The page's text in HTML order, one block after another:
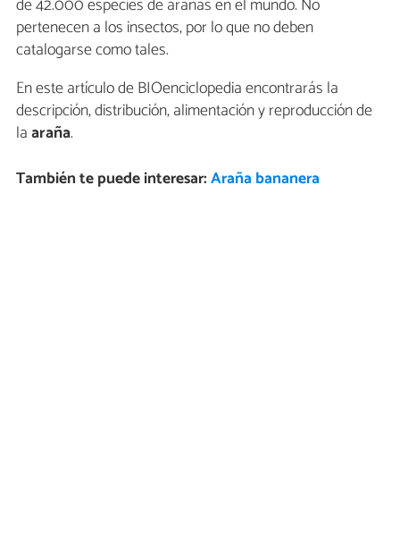
pertenecen a los insectos, por lo que no deben
catalogarse como tales.
En este artículo de BIOenciclopedia encontrarás la
descripción, distribución, alimentación y reproducción de
laaraña.
También te puede interesar:Araña bananera